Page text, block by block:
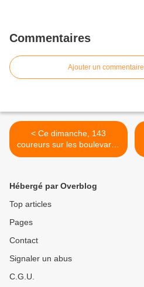
Commentaires
Ajouter un commentaire
< Ce dimanche, 143
coureurs sur les boulevards
issoiriens
Hébergé par Overblog
Top articles
Pages
Contact
Signaler un abus
C.G.U.